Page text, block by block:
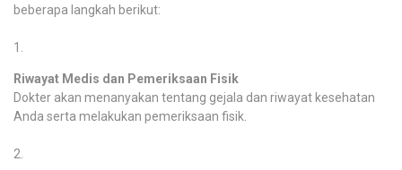
beberapa langkah berikut:
Riwayat Medis dan Pemeriksaan Fisik
Dokter akan menanyakan tentang gejala dan riwayat kesehatan
Anda serta melakukan pemeriksaan fisik.